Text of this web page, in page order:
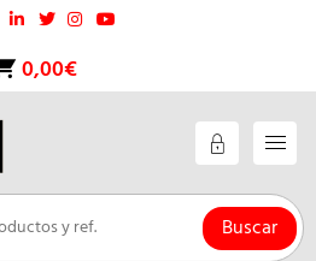
0,00€
Buscar